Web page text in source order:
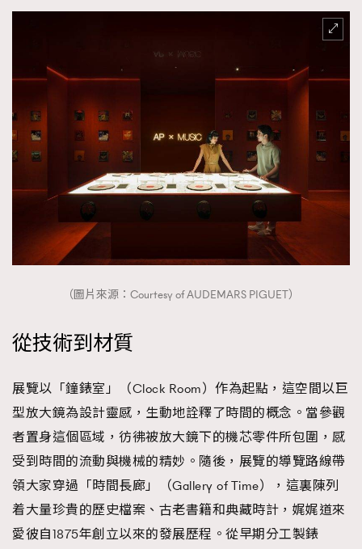
FigaroAesthetic
（圖片來源：Courtesy of AUDEMARS PIGUET）
從技術到材質
展覽以「鐘錶室」（Clock Room）作為起點，這空間以巨
型放大鏡為設計靈感，生動地詮釋了時間的概念。當參觀
者置身這個區域，彷彿被放大鏡下的機芯零件所包圍，感
受到時間的流動與機械的精妙。隨後，展覽的導覽路線帶
領大家穿過「時間長廊」（Gallery of Time），這裏陳列
着大量珍貴的歷史檔案、古老書籍和典藏時計，娓娓道來
愛彼自1875年創立以來的發展歷程。從早期分工製錶